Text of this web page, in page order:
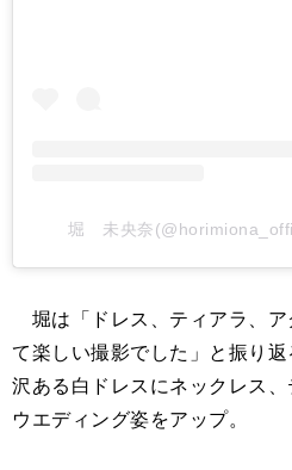
堀 未央奈
堀は「ドレス、ティアラ、
て楽しい撮影でした」と振り
沢ある白ドレスにネックレス
ウエディング姿をアップ。